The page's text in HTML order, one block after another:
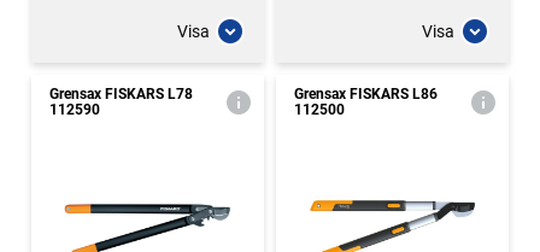
Visa Visa
Grensax FISKARS L78
112590
Grensax FISKARS L86
112500